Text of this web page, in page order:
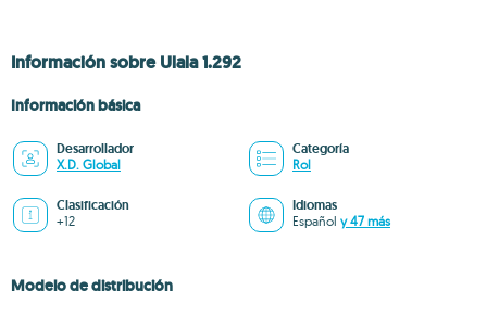
Información sobre Ulala 1.292
Información básica
Desarrollador
X.D. Global
Categoría
Rol
Clasificación
+12
Idiomas
Español y 47 más
Modelo de distribución